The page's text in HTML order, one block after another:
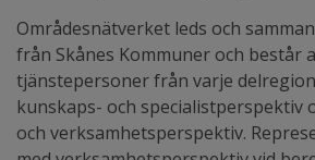
Områdesnätverket leds och
från Skånes Kommuner och består
tjänstepersoner från varje
kunskaps- och specialistperspektiv
och verksamhetsperspektiv.